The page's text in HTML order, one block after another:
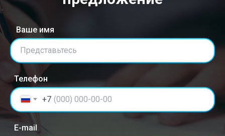
Ваше имя
Представьтесь
Телефон
+7
E-mail